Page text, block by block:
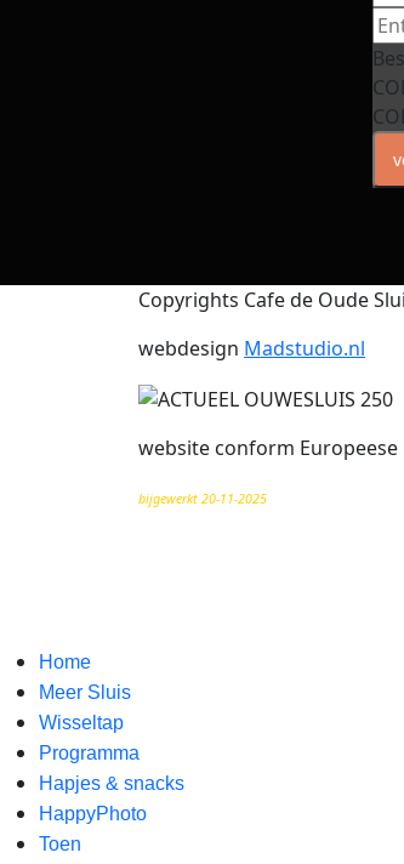
Copyrights Cafe de Oude
webdesign Madstudio.nl
website conform Europeese
bijgewerkt 20-11-2025
Home
Meer Sluis
Wisseltap
Programma
Hapjes & snacks
HappyPhoto
Toen